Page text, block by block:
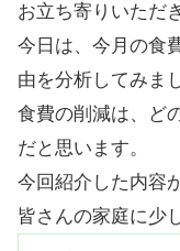
お立ち寄りいただ
今日は、今月の食
由を分析してみま
食費の削減は、ど
だと思います。
今回紹介した内容が
皆さんの家庭に少